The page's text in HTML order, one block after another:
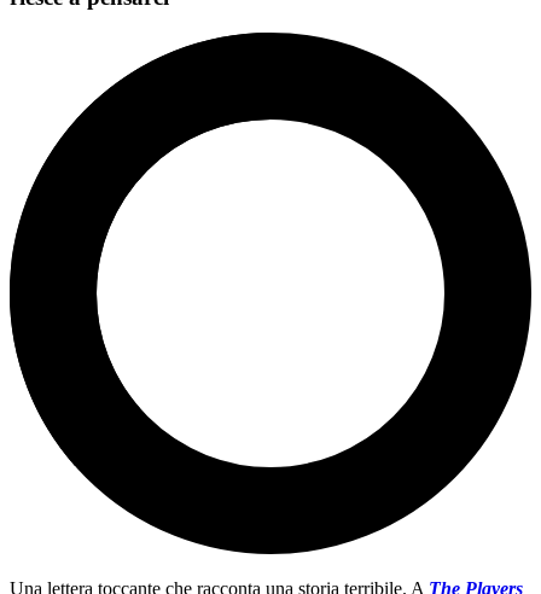
Una lettera toccante che racconta una storia terribile. A The Players